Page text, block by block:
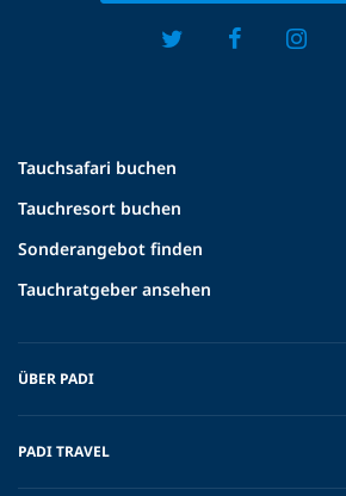
Tauchsafari buchen
Tauchresort buchen
Sonderangebot finden
Tauchratgeber ansehen
ÜBER PADI
PADI TRAVEL